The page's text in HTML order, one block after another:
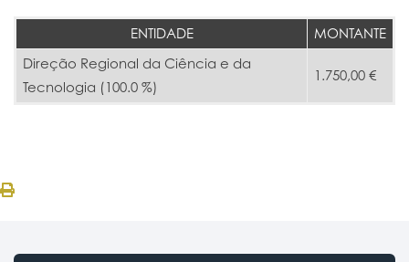
ENTIDADE
MONTANTE
Direção Regional da Ciência e da
Tecnologia (100.0 %)
1.750,00 €